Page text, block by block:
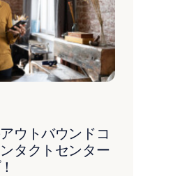
ウトバウンドコ
タクトセンター